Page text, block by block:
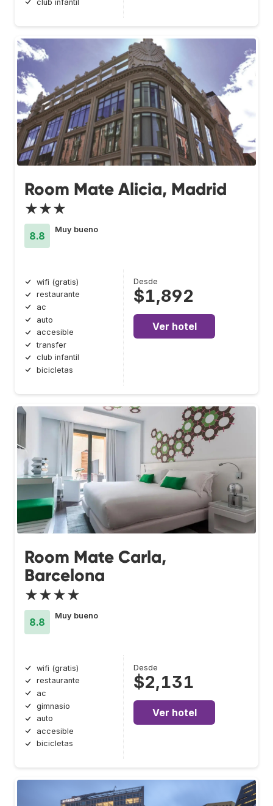
club infantil
Room Mate Alicia, Madrid
★★★
8.8
Muy bueno
wifi (gratis)
restaurante
ac
auto
accesible
transfer
club infantil
bicicletas
Desde
$1,892
Ver hotel
Room Mate Carla,
Barcelona
★★★★
8.8
Muy bueno
wifi (gratis)
restaurante
ac
gimnasio
auto
accesible
bicicletas
Desde
$2,131
Ver hotel